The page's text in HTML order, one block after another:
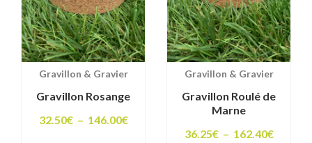
Gravillon & Gravier
Gravillon Rosange
32.50€ – 146.00€Plage
Gravillon & Gravier
Gravillon Roulé de
Marne
36.25€ – 162.40€Plage